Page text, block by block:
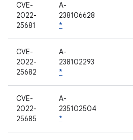
CVE-
2022-
25681
A-
238106628
*
CVE-
2022-
25682
A-
238102293
*
CVE-
2022-
25685
A-
235102504
*